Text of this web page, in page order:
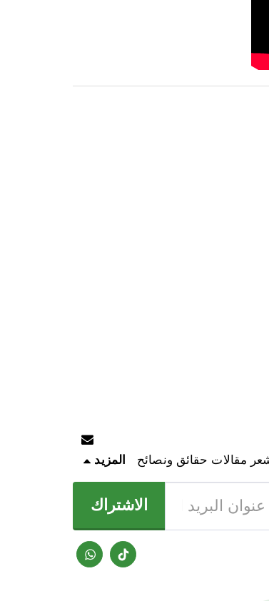
مقالات حقائق ونصائح المزيد
الاشتراك